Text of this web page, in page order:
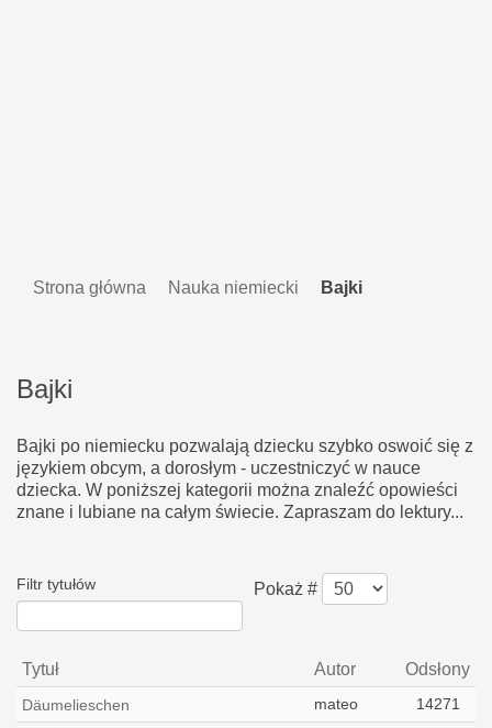
Strona główna Nauka niemiecki Bajki
Bajki
Bajki po niemiecku pozwalają dziecku szybko oswoić się z
językiem obcym, a dorosłym - uczestniczyć w nauce
dziecka. W poniższej kategorii można znaleźć opowieści
znane i lubiane na całym świecie. Zapraszam do lektury...
Filtr tytułów Pokaż #
Tytuł Autor Odsłony
Däumelieschen mateo 14271